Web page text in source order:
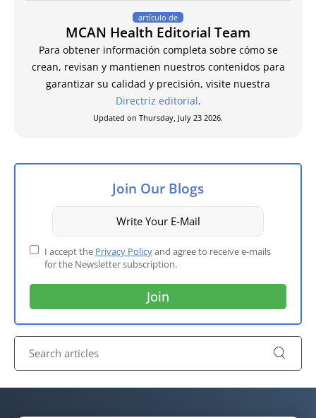
artículo de
MCAN Health Editorial Team
Para obtener información completa sobre cómo se
crean, revisan y mantienen nuestros contenidos para
garantizar su calidad y precisión, visite nuestra
Directriz editorial.
Updated on Thursday, July 23 2026.
Join Our Blogs
I accept the Privacy Policyand agree to receive e-mails
for the Newsletter subscription.